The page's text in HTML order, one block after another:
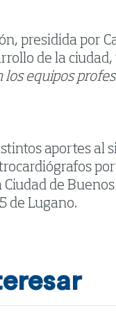
presidida por
de la ciudad,
equipos
aportes al
de
de Lugano.